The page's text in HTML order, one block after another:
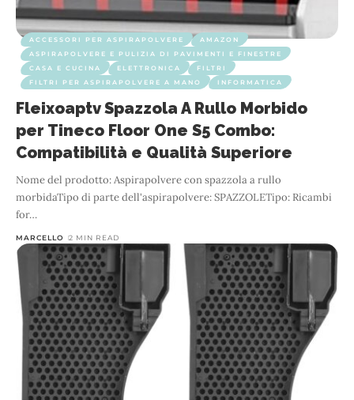
ACCESSORI PER ASPIRAPOLVERE
AMAZON
ASPIRAPOLVERE E PULIZIA DI PAVIMENTI E FINESTRE
CASA E CUCINA
ELETTRONICA
FILTRI
FILTRI PER ASPIRAPOLVERE A MANO
INFORMATICA
Fleixoaptv Spazzola A Rullo Morbido
per Tineco Floor One S5 Combo:
Compatibilità e Qualità Superiore
Nome del prodotto: Aspirapolvere con spazzola a rullo
morbidaTipo di parte dell'aspirapolvere: SPAZZOLETipo: Ricambi
for…
MARCELLO 2 MIN READ